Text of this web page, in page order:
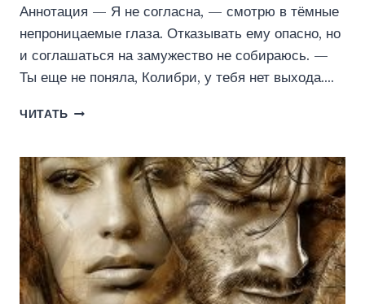
Аннотация — Я не согласна, — смотрю в тёмные
непроницаемые глаза. Отказывать ему опасно, но
и соглашаться на замужество не собираюсь. —
Ты еще не поняла, Колибри, у тебя нет выхода….
ЧИТАТЬ НЕ
ТЕРПЕНИЕ
(КРИСТИНА
МАЙЕР)